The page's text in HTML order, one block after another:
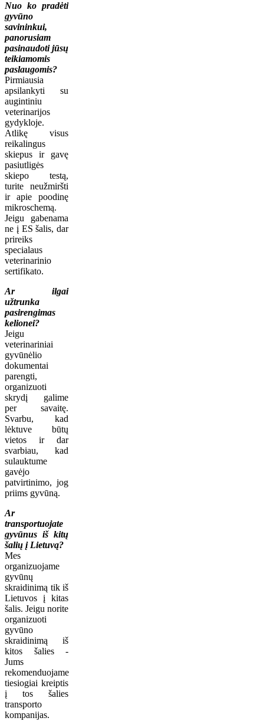
Nuo ko pradėti
gyvūno
savininkui,
panorusiam
pasinaudoti jūsų
teikiamomis
paslaugomis?
Pirmiausia
apsilankyti su
augintiniu
veterinarijos
gydykloje.
Atlikę visus
reikalingus
skiepus ir gavę
pasiutligės
skiepo testą,
turite neužmiršti
ir apie poodinę
mikroschemą.
Jeigu gabenama
ne į ES šalis, dar
prireiks
specialaus
veterinarinio
sertifikato.
Ar ilgai
užtrunka
pasirengimas
kelionei?
Jeigu
veterinariniai
gyvūnėlio
dokumentai
parengti,
organizuoti
skrydį galime
per savaitę.
Svarbu, kad
lėktuve būtų
vietos ir dar
svarbiau, kad
sulauktume
gavėjo
patvirtinimo, jog
priims gyvūną.
Ar
transportuojate
gyvūnus iš kitų
šalių į Lietuvą?
Mes
organizuojame
gyvūnų
skraidinimą tik iš
Lietuvos į kitas
šalis. Jeigu norite
organizuoti
gyvūno
skraidinimą iš
kitos šalies -
Jums
rekomenduojame
tiesiogiai kreiptis
į tos šalies
transporto
kompanijas.